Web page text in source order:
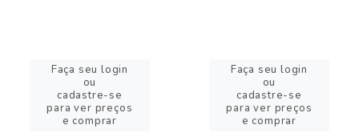
Faça seu login
ou
cadastre-se
para ver preços
e comprar
Faça seu login
ou
cadastre-se
para ver preços
e comprar